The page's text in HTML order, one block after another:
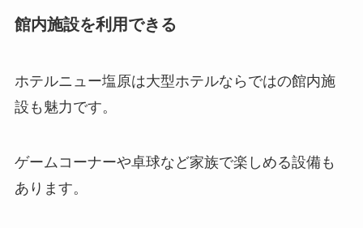
館内施設を利用できる
ホテルニュー塩原は大型ホテルならではの館内施
設も魅力です。
ゲームコーナーや卓球など家族で楽しめる設備も
あります。